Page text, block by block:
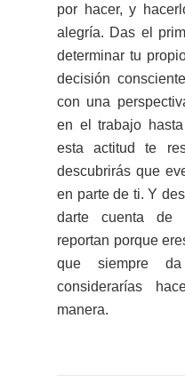
por hacer, y
alegría. Das el
determinar tu
decisión
con una
en el trabajo
esta actitud te
descubrirás que
en parte de ti. Y
darte cuenta de
reportan porque
que siempre
considerarías
manera.